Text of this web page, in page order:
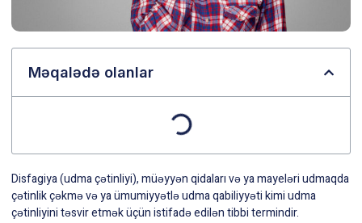
Məqalədə olanlar
Disfagiya (udma çətinliyi), müəyyən qidaları və ya mayeləri udmaqda
çətinlik çəkmə və ya ümumiyyətlə udma qabiliyyəti kimi udma
çətinliyini təsvir etmək üçün istifadə edilən tibbi termindir.